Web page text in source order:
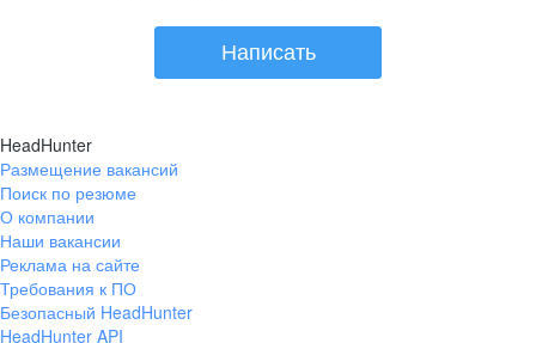
Написать
HeadHunter
Размещение вакансий
Поиск по резюме
О компании
Наши вакансии
Реклама на сайте
Требования к ПО
Безопасный HeadHunter
HeadHunter API